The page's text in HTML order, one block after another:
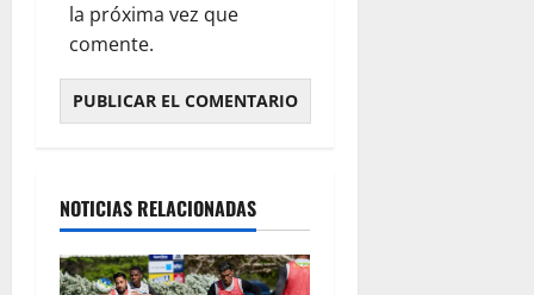
la próxima vez que
comente.
NOTICIAS RELACIONADAS